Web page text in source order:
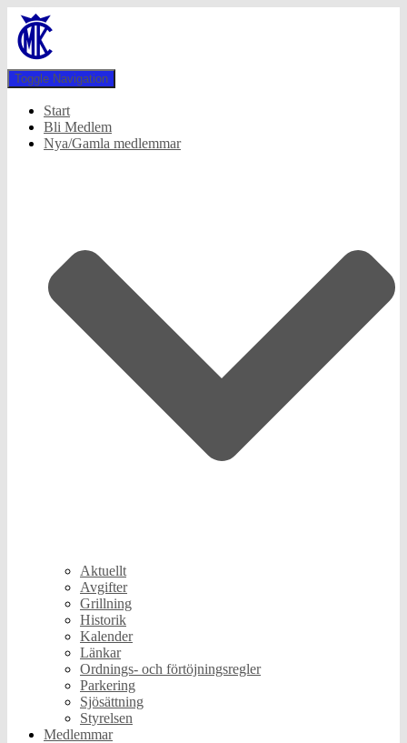
Toggle Navigation
Start
Bli Medlem
Nya/Gamla medlemmar
Aktuellt
Avgifter
Grillning
Historik
Kalender
Länkar
Ordnings- och förtöjningsregler
Parkering
Sjösättning
Styrelsen
Medlemmar